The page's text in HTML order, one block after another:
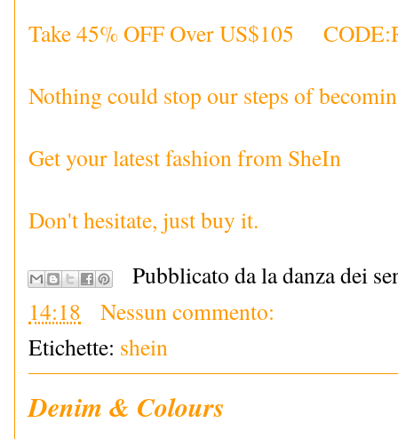
Take 45% OFF Over US$105
Nothing could stop our steps of
Get your latest fashion from SheIn
Don't hesitate, just buy it.
Pubblicato da la danza dei
14:18
Nessun commento:
Etichette: shein
Denim & Colours